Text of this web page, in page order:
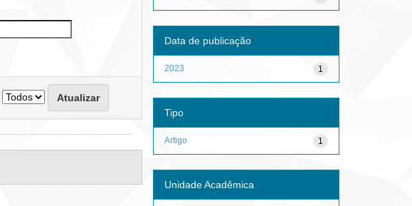
Data de publicação
1
2023
Tipo
1
Artigo
Unidade Acadêmica